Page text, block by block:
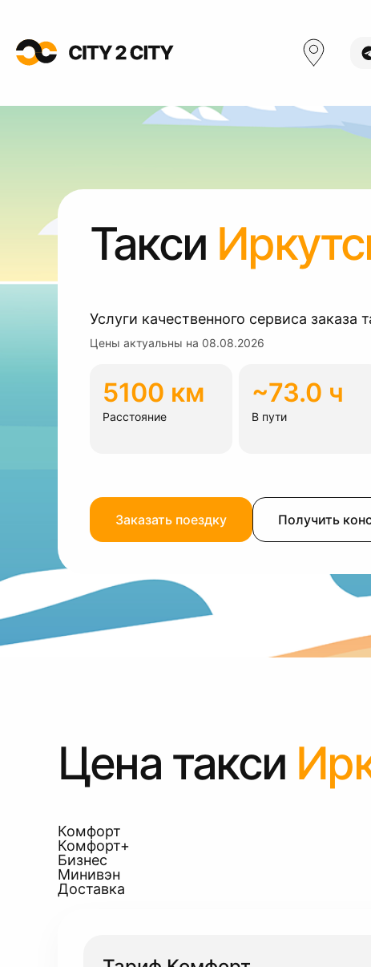
Такси
Услуги качественного сервиса заказа
Цены актуальны на 08.08.2026
5100 км
Расстояние
~73.0 ч
В пути
Заказать поездку Получить
Цена такси
Комфорт
Комфорт+
Бизнес
Минивэн
Доставка